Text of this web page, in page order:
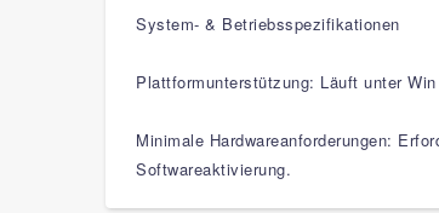
System- & Betriebsspezifikationen
Plattformunterstützung: Läuft unter
Minimale Hardwareanforderungen:
Softwareaktivierung.